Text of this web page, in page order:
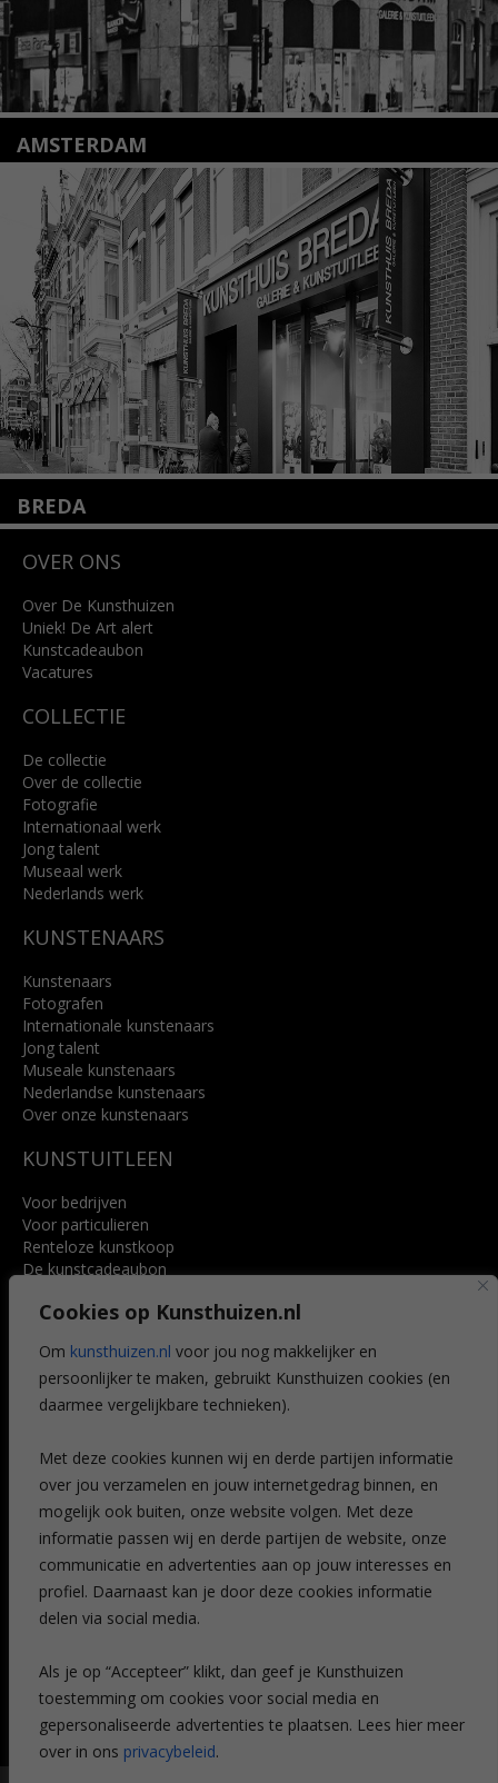
Cookies op Kunsthuizen.nl
Om kunsthuizen.nl voor jou nog makkelijker en
persoonlijker te maken, gebruikt Kunsthuizen cookies (en
daarmee vergelijkbare technieken).
Met deze cookies kunnen wij en derde partijen informatie
over jou verzamelen en jouw internetgedrag binnen, en
mogelijk ook buiten, onze website volgen. Met deze
informatie passen wij en derde partijen de website, onze
communicatie en advertenties aan op jouw interesses en
profiel. Daarnaast kan je door deze cookies informatie
delen via social media.
Als je op “Accepteer” klikt, dan geef je Kunsthuizen
toestemming om cookies voor social media en
gepersonaliseerde advertenties te plaatsen. Lees hier meer
over in ons privacybeleid.
AMSTERDAM
Amstelveenseweg 135
1075 VX Amsterdam
+31 (0)20 2332546
info@kunsthuisamsterdam.nl
Lees meer
BREDA
4818 SB Breda
info@kunsthuisbreda.nl
Lees meer
OVER ONS
Over De Kunsthuizen
Uniek! De Art alert
Kunstcadeaubon
Vacatures
COLLECTIE
De collectie
Over de collectie
Fotografie
Internationaal werk
Jong talent
Museaal werk
Nederlands werk
KUNSTENAARS
Kunstenaars
Fotografen
Internationale kunstenaars
Jong talent
Museale kunstenaars
Nederlandse kunstenaars
Over onze kunstenaars
KUNSTUITLEEN
Voor bedrijven
Voor particulieren
Renteloze kunstkoop
De kunstcadeaubon
Voordelen
Veelgestelde vragen
CONTACT
Leiden
Amsterdam
Breda
Favorieten
Mijn art alert
NIEUWSBRIEF